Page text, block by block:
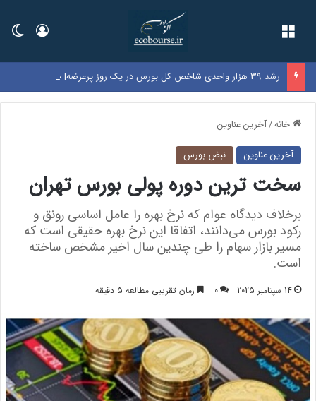
ورود
خانه/آخرین عناوین
آخرین عناوین نبض بورس
سخت ترین دوره پولی بورس تهران
برخلاف دیدگاه عوام که نرخ بهره را عامل اساسی رونق و
رکود بورس می‌دانند، اتفاقا این نرخ بهره حقیقی است که
مسیر بازار سهام را طی چندین سال اخیر مشخص ساخته
است.
14 سپتامبر 2025 0 زمان تقریبی مطالعه 5 دقیقه